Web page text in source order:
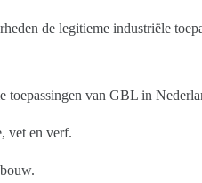
de legitieme industriële
toepassingen van GBL in
vet en verf.